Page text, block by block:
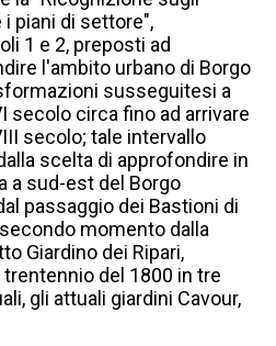
piani di settore",
1 e 2, preposti ad
l'ambito urbano di Borgo
susseguitesi a
secolo circa fino ad arrivare
secolo; tale intervallo
scelta di approfondire in
a sud-est del Borgo
passaggio dei Bastioni di
momento dalla
Giardino dei Ripari,
del 1800 in tre
gli attuali giardini Cavour,